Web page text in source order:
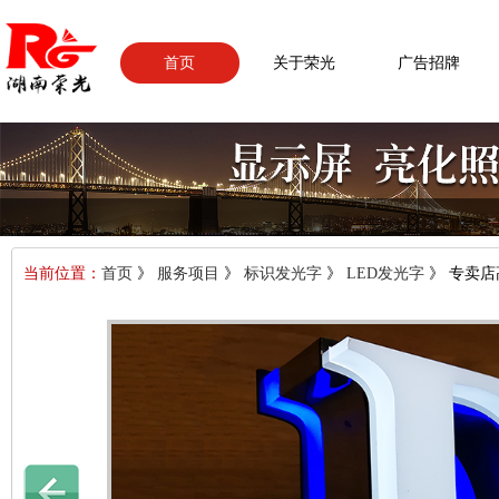
首页 关于荣光 广告招牌
当前位置： 首页 》 服务项目 》 标识发光字 》 LED发光字 》 专卖